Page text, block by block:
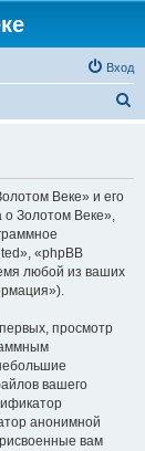
Вход
с
Веке» и его
Золотом Веке»,
«phpBB
любой из ваших
просмотр
вашего
анонимной
вам